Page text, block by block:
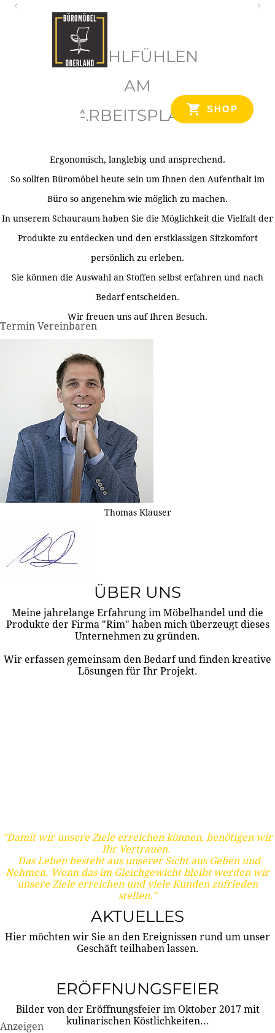
SHOP
WOHLFÜHLEN
AM
ARBEITSPLATZ
Ergonomisch, langlebig und ansprechend.
So sollten Büromöbel heute sein um Ihnen den Aufenthalt im
Büro so angenehm wie möglich zu machen.
In unserem Schauraum haben Sie die Möglichkeit die Vielfalt der
Produkte zu entdecken und den erstklassigen Sitzkomfort
persönlich zu erleben.
Sie können die Auswahl an Stoffen selbst erfahren und nach
Bedarf entscheiden.
Wir freuen uns auf Ihren Besuch.
Termin Vereinbaren
Thomas Klauser
ÜBER UNS
Meine jahrelange Erfahrung im Möbelhandel und die
Produkte der Firma "Rim" haben mich überzeugt dieses
Unternehmen zu gründen.
Wir erfassen gemeinsam den Bedarf und finden kreative
Lösungen für Ihr Projekt.
"Damit wir unsere Ziele erreichen können, benötigen wir
Ihr Vertrauen.
Das Leben besteht aus unserer Sicht aus Geben und
Nehmen. Wenn das im Gleichgewicht bleibt werden wir
unsere Ziele erreichen und viele Kunden zufrieden
stellen."
AKTUELLES
Hier möchten wir Sie an den Ereignissen rund um unser
Geschäft teilhaben lassen.
ERÖFFNUNGSFEIER
Bilder von der Eröffnungsfeier im Oktober 2017 mit
kulinarischen Köstlichkeiten...
Anzeigen